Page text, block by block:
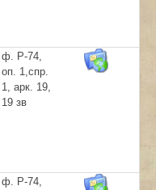
ф. Р-74,
оп. 1,спр.
1, арк. 19,
19 зв
ф. Р-74,